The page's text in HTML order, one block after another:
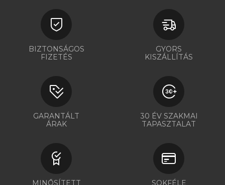
BIZTONSÁGOS
FIZETÉS
GYORS
KISZÁLLÍTÁS
GARANTÁLT
ÁRAK
30 ÉV SZAKMAI
TAPASZTALAT